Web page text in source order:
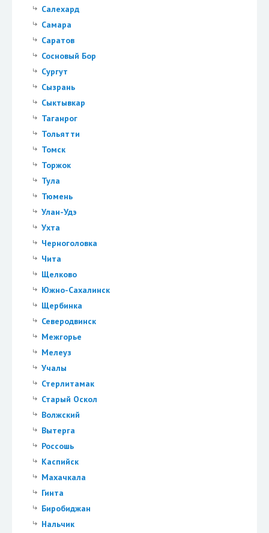
Салехард
Самара
Саратов
Сосновый Бор
Сургут
Сызрань
Сыктывкар
Таганрог
Тольятти
Томск
Торжок
Тула
Тюмень
Улан-Удэ
Ухта
Черноголовка
Чита
Щелково
Южно-Сахалинск
Щербинка
Северодвинск
Межгорье
Мелеуз
Учалы
Стерлитамак
Старый Оскол
Волжский
Вытерга
Россошь
Каспийск
Махачкала
Гинта
Биробиджан
Нальчик